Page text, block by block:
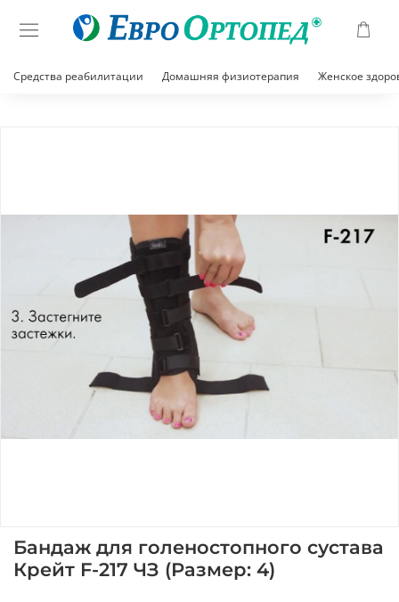
Средства реабилитации Домашняя физиотерапия Женское
Бандаж для голеностопного сустава
Крейт F-217 ЧЗ (Размер: 4)